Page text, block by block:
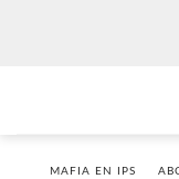
MAFIA EN IPS